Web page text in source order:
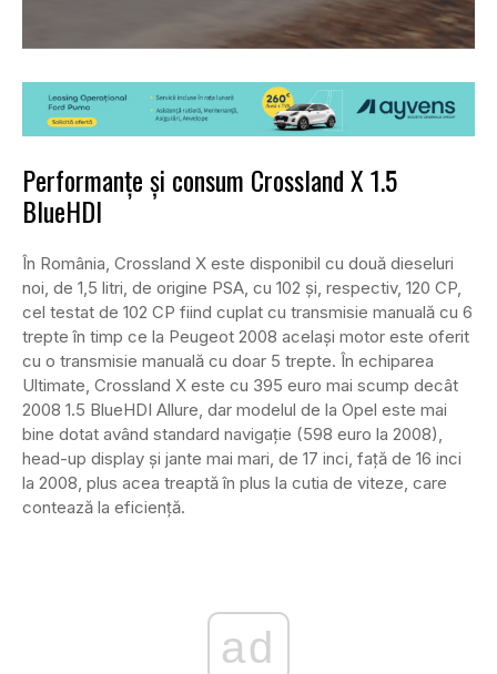
Performanțe și consum Crossland X 1.5
BlueHDI
În România, Crossland X este disponibil cu două dieseluri
noi, de 1,5 litri, de origine PSA, cu 102 și, respectiv, 120 CP,
cel testat de 102 CP fiind cuplat cu transmisie manuală cu 6
trepte în timp ce la Peugeot 2008 același motor este oferit
cu o transmisie manuală cu doar 5 trepte. În echiparea
Ultimate, Crossland X este cu 395 euro mai scump decât
2008 1.5 BlueHDI Allure, dar modelul de la Opel este mai
bine dotat având standard navigație (598 euro la 2008),
head-up display și jante mai mari, de 17 inci, față de 16 inci
la 2008, plus acea treaptă în plus la cutia de viteze, care
contează la eficiență.
ad